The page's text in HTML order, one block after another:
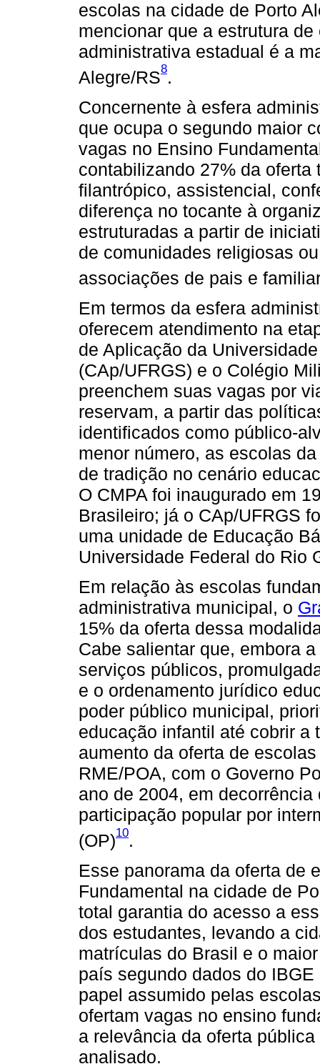
escolas na cidade de Porto
mencionar que a estrutura
administrativa estadual é a
Alegre/RS8.
Concernente à esfera
que ocupa o segundo maior
vagas no Ensino
contabilizando 27% da
filantrópico, assistencial,
diferença no tocante à
estruturadas a partir de
de comunidades religiosas
associações de pais e
Em termos da esfera
oferecem atendimento na
de Aplicação da
(CAp/UFRGS) e o Colégio
preenchem suas vagas por
reservam, a partir das
identificados como público-
menor número, as escolas
de tradição no cenário
O CMPA foi inaugurado em
Brasileiro; já o CAp/UFRGS
uma unidade de Educação
Universidade Federal do Rio
Em relação às escolas
administrativa municipal, o
15% da oferta dessa
Cabe salientar que, embora
serviços públicos,
e o ordenamento jurídico
poder público municipal,
educação infantil até cobrir a
aumento da oferta de
RME/POA, com o Governo
ano de 2004, em
participação popular por
(OP)10.
Esse panorama da oferta de
Fundamental na cidade de
total garantia do acesso a
dos estudantes, levando a
matrículas do Brasil e o
país segundo dados do
papel assumido pelas
ofertam vagas no ensino
a relevância da oferta
analisado.